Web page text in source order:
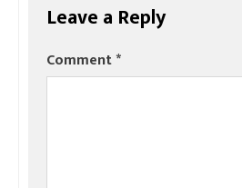
Leave a Reply
Comment*